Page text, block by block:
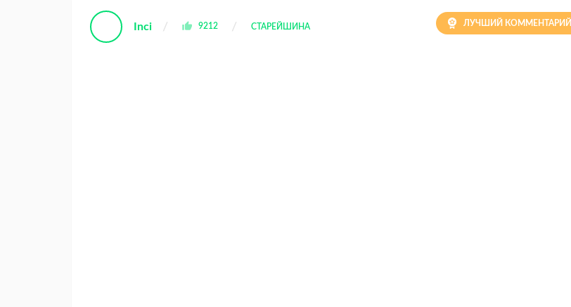
Inci 9212 СТАРЕЙШИНА ЛУЧШИЙ КОММЕНТАРИЙ